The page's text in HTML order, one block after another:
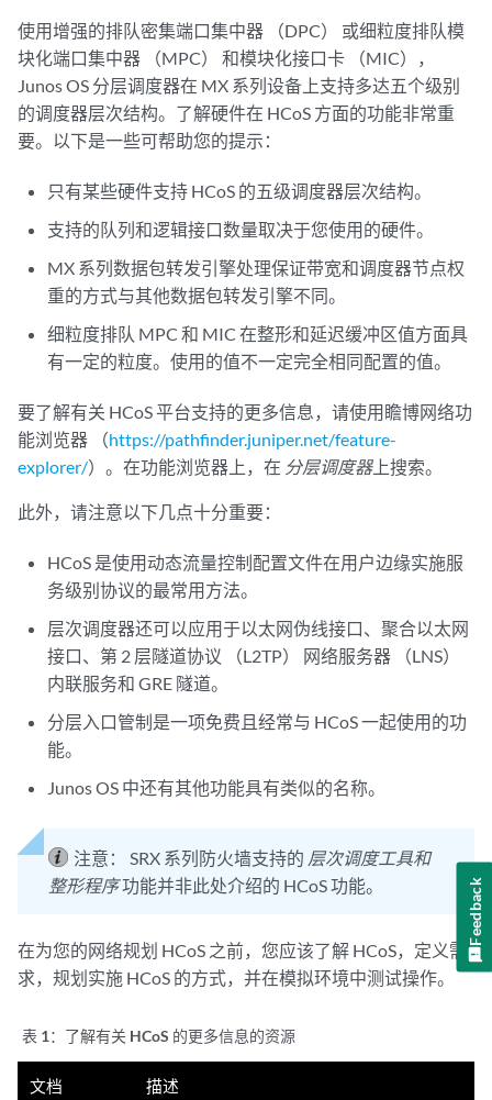
使用增强的排队密集端口集中器 （DPC） 或细粒度排队模
块化端口集中器 （MPC） 和模块化接口卡 （MIC），
Junos OS 分层调度器在 MX 系列设备上支持多达五个级别
的调度器层次结构。了解硬件在 HCoS 方面的功能非常重
要。以下是一些可帮助您的提示：
只有某些硬件支持 HCoS 的五级调度器层次结构。
支持的队列和逻辑接口数量取决于您使用的硬件。
MX 系列数据包转发引擎处理保证带宽和调度器节点权
重的方式与其他数据包转发引擎不同。
细粒度排队 MPC 和 MIC 在整形和延迟缓冲区值方面具
有一定的粒度。使用的值不一定完全相同配置的值。
要了解有关 HCoS 平台支持的更多信息，请使用瞻博网络功
能浏览器 （https://pathfinder.juniper.net/feature-
explorer/）。在功能浏览器上，在 分层调度器上搜索。
此外，请注意以下几点十分重要：
HCoS 是使用动态流量控制配置文件在用户边缘实施服
务级别协议的最常用方法。
层次调度器还可以应用于以太网伪线接口、聚合以太网
接口、第 2 层隧道协议 （L2TP） 网络服务器 （LNS）
内联服务和 GRE 隧道。
分层入口管制是一项免费且经常与 HCoS 一起使用的功
能。
Junos OS 中还有其他功能具有类似的名称。
注意： SRX 系列防火墙支持的 层次调度工具和
整形程序功能并非此处介绍的 HCoS 功能。
在为您的网络规划 HCoS 之前，您应该了解 HCoS，定义需
求，规划实施 HCoS 的方式，并在模拟环境中测试操作。
表 1： 了解有关 HCoS 的更多信息的资源
文档 描述
Feedback